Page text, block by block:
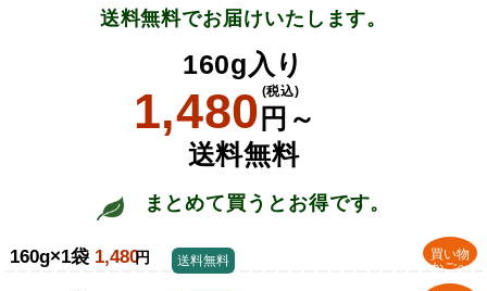
送料無料でお届けいたします。
160g入り
1,480 円～
(税込)
送料無料
まとめて買うとお得です。
160g×1袋 1,480円
買い物
かごへ
送料無料